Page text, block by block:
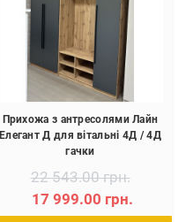
Прихожа з антресолями Лайн
Елегант Д для вітальні 4Д / 4Д
гачки
22 543.00 грн.
17 999.00 грн.